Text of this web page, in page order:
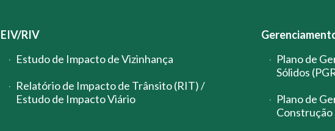
EIV/RIV
Estudo de Impacto de Vizinhança
Relatório de Impacto de Trânsito (RIT) /
Estudo de Impacto Viário
Plano de
Sólidos
Plano de
Construção